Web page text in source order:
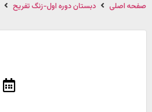
صفحه اصلی دبستان دوره اول-زنگ تفریح